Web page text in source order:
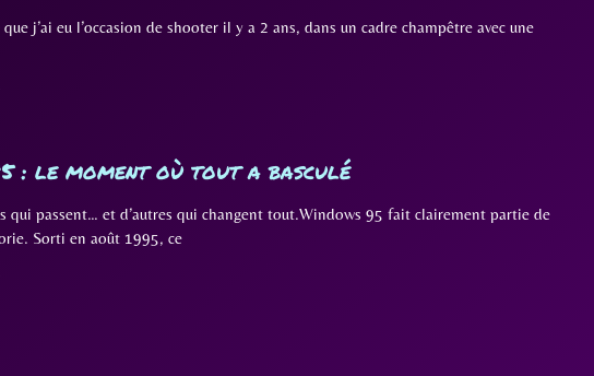
j’ai eu l’occasion de shooter il y a 2 ans, dans un cadre champêtre avec une
: le moment où tout a basculé
qui passent… et d’autres qui changent tout.Windows 95 fait clairement partie de
Sorti en août 1995, ce